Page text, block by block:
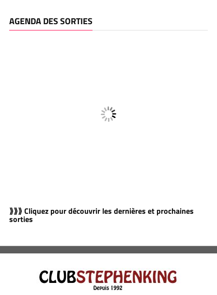
AGENDA DES SORTIES
⟫⟫⟫ Cliquez pour découvrir les dernières et prochaines
sorties